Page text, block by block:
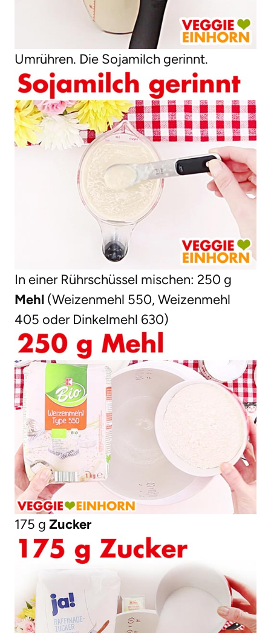
Umrühren. Die Sojamilch gerinnt.
In einer Rührschüssel mischen: 250 g
Mehl (Weizenmehl 550, Weizenmehl
405 oder Dinkelmehl 630)
175 g Zucker